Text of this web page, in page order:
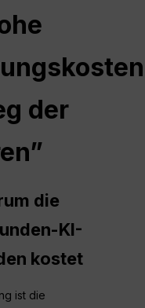
der
die
KI-
kostet
ist die